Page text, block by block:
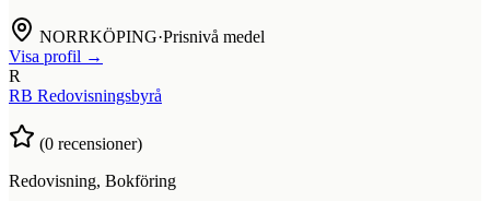
NORRKÖPING·Prisnivå medel
Visa profil →
R
RB Redovisningsbyrå
(0 recensioner)
Redovisning, Bokföring